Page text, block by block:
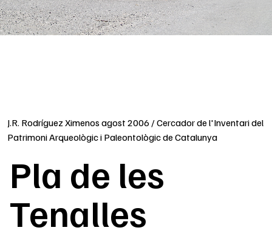
J.R. Rodríguez Ximenos agost 2006 / Cercador de l'Inventari del
Patrimoni Arqueològic i Paleontològic de Catalunya
Pla de les
Tenalles